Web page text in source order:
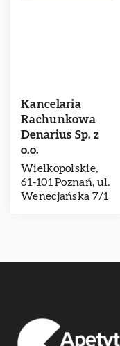
Kancelaria
Rachunkowa
Denarius Sp. z
o.o.
Wielkopolskie,
61-101 Poznań, ul.
Wenecjańska 7/1